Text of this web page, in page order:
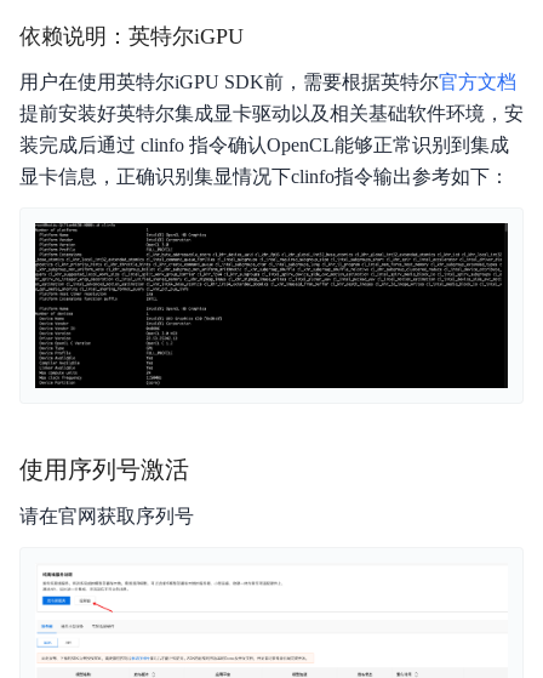
依赖说明：英特尔iGPU
用户在使用英特尔iGPU SDK前，需要根据英特尔官方文档
提前安装好英特尔集成显卡驱动以及相关基础软件环境，安
装完成后通过 clinfo 指令确认OpenCL能够正常识别到集成
显卡信息，正确识别集显情况下clinfo指令输出参考如下：
使用序列号激活
请在官网获取序列号